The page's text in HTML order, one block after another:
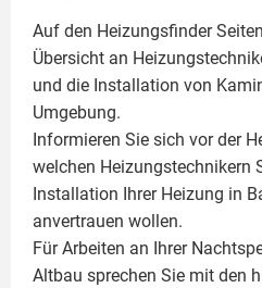
Auf den Heizungsfinder
Übersicht an
und die Installation von
Umgebung.
Informieren Sie sich vor der
welchen Heizungstechnikern
Installation Ihrer Heizung in
anvertrauen wollen.
Für Arbeiten an Ihrer
Altbau sprechen Sie mit den